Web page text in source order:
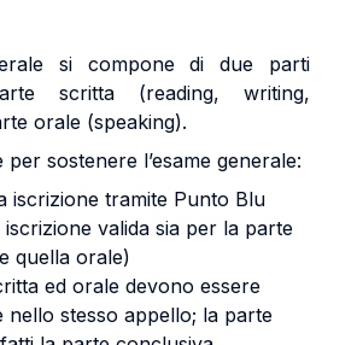
si compone di due parti
scritta (reading, writing,
orale (speaking).
sostenere l’esame generale:
iscrizione tramite Punto Blu
iscrizione valida sia per la parte
quella orale)
ed orale devono essere
nello stesso appello; la parte